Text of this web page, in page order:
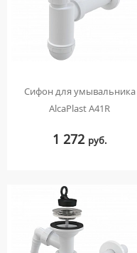
Сифон для умывальника
AlcaPlast A41R
1 272 руб.